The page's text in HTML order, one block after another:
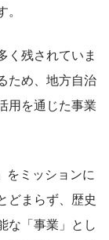
く残されていま
ため、地方自治
用を通じた事業
をミッションに
どまらず、歴史
な「事業」とし